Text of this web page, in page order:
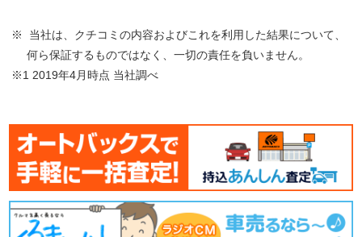
※ 当社は、クチコミの内容およびこれを利用した結果について、
何ら保証するものではなく、一切の責任を負いません。
※1 2019年4月時点 当社調べ